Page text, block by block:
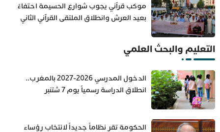
موكب قرآني يجوب شوارع الحسيمة احتفاءً
بعيد العرش وانطلاق الملتقى القرآني الثاني
التعليم والبحث العلمي
الدخول المدرسي 2026-2027 بالمغرب..
انطلاق الدراسة رسمياً يوم 7 شتنبر
الحكومة تقر نظاماً جديداً لانتخاب رؤساء